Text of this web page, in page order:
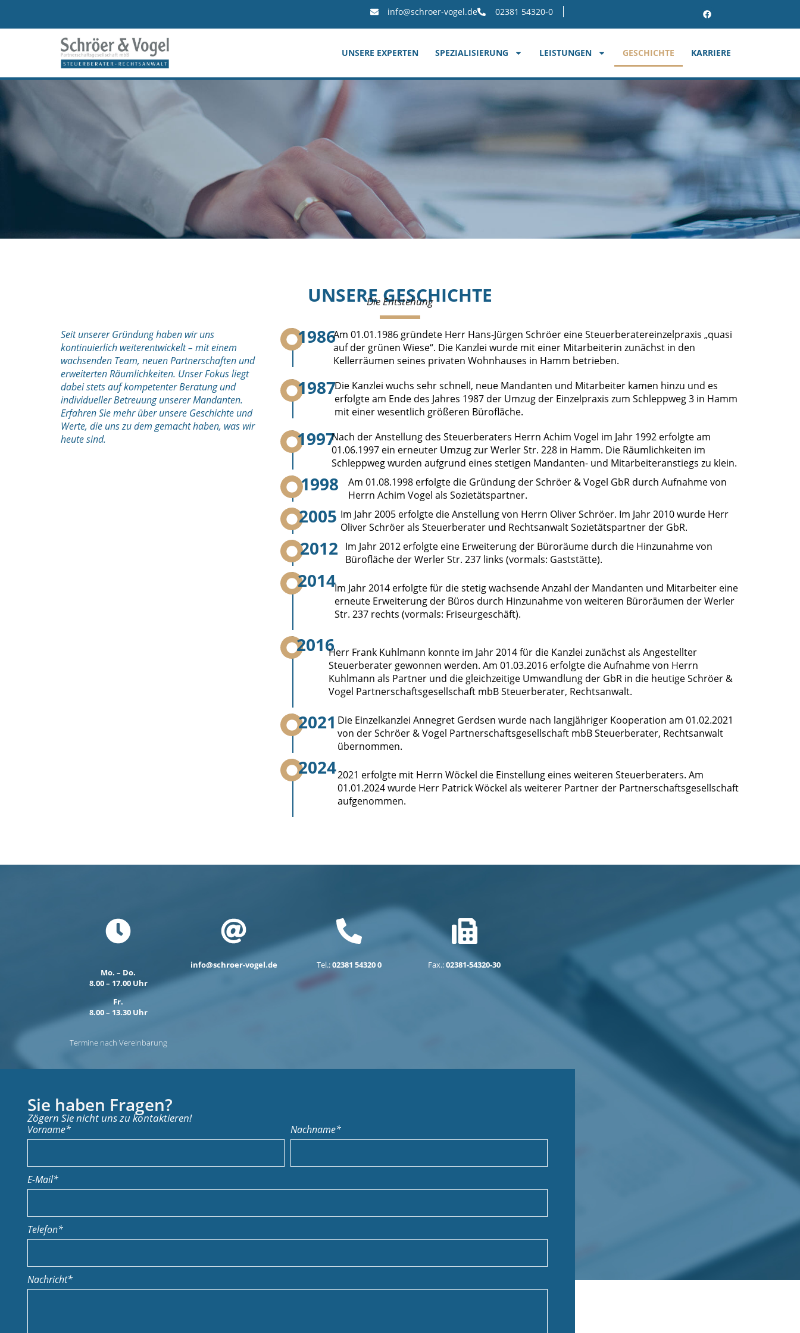
info@schroer-vogel.de 02381 54320-0
UNSERE EXPERTEN SPEZIALISIERUNG LEISTUNGEN GESCHICHTE KARRIERE
UNSERE GESCHICHTE
Die Entstehung
Seit unserer Gründung haben wir uns
kontinuierlich weiterentwickelt – mit einem
wachsenden Team, neuen Partnerschaften und
erweiterten Räumlichkeiten. Unser Fokus liegt
dabei stets auf kompetenter Beratung und
individueller Betreuung unserer Mandanten.
Erfahren Sie mehr über unsere Geschichte und
Werte, die uns zu dem gemacht haben, was wir
heute sind.
1986Am 01.01.1986 gründete Herr Hans-Jürgen Schröer eine Steuerberatereinzelpraxis „quasi
auf der grünen Wiese“. Die Kanzlei wurde mit einer Mitarbeiterin zunächst in den
Kellerräumen seines privaten Wohnhauses in Hamm betrieben.
1987Die Kanzlei wuchs sehr schnell, neue Mandanten und Mitarbeiter kamen hinzu und es
erfolgte am Ende des Jahres 1987 der Umzug der Einzelpraxis zum Schleppweg 3 in Hamm
mit einer wesentlich größeren Bürofläche.
1997Nach der Anstellung des Steuerberaters Herrn Achim Vogel im Jahr 1992 erfolgte am
01.06.1997 ein erneuter Umzug zur Werler Str. 228 in Hamm. Die Räumlichkeiten im
Schleppweg wurden aufgrund eines stetigen Mandanten- und Mitarbeiteranstiegs zu klein.
1998
Am 01.08.1998 erfolgte die Gründung der Schröer & Vogel GbR durch Aufnahme von
Herrn Achim Vogel als Sozietätspartner.
2005 Im Jahr 2005 erfolgte die Anstellung von Herrn Oliver Schröer. Im Jahr 2010 wurde Herr
Oliver Schröer als Steuerberater und Rechtsanwalt Sozietätspartner der GbR.
2012
Im Jahr 2012 erfolgte eine Erweiterung der Büroräume durch die Hinzunahme von
Bürofläche der Werler Str. 237 links (vormals: Gaststätte).
2014Im Jahr 2014 erfolgte für die stetig wachsende Anzahl der Mandanten und Mitarbeiter eine
erneute Erweiterung der Büros durch Hinzunahme von weiteren Büroräumen der Werler
Str. 237 rechts (vormals: Friseurgeschäft).
2016Herr Frank Kuhlmann konnte im Jahr 2014 für die Kanzlei zunächst als Angestellter
Steuerberater gewonnen werden. Am 01.03.2016 erfolgte die Aufnahme von Herrn
Kuhlmann als Partner und die gleichzeitige Umwandlung der GbR in die heutige Schröer &
Vogel Partnerschaftsgesellschaft mbB Steuerberater, Rechtsanwalt.
2021 Die Einzelkanzlei Annegret Gerdsen wurde nach langjähriger Kooperation am 01.02.2021
von der Schröer & Vogel Partnerschaftsgesellschaft mbB Steuerberater, Rechtsanwalt
übernommen.
20242021 erfolgte mit Herrn Wöckel die Einstellung eines weiteren Steuerberaters. Am
01.01.2024 wurde Herr Patrick Wöckel als weiterer Partner der Partnerschaftsgesellschaft
aufgenommen.
Mo. – Do.
8.00 – 17.00 Uhr
Fr.
8.00 – 13.30 Uhr
Termine nach Vereinbarung
info@schroer-vogel.de Tel.:02381 54320 0 Fax.:02381-54320-30
Sie haben Fragen?
Zögern Sie nicht uns zu kontaktieren!
Vorname* Nachname*
E-Mail*
Telefon*
Nachricht*